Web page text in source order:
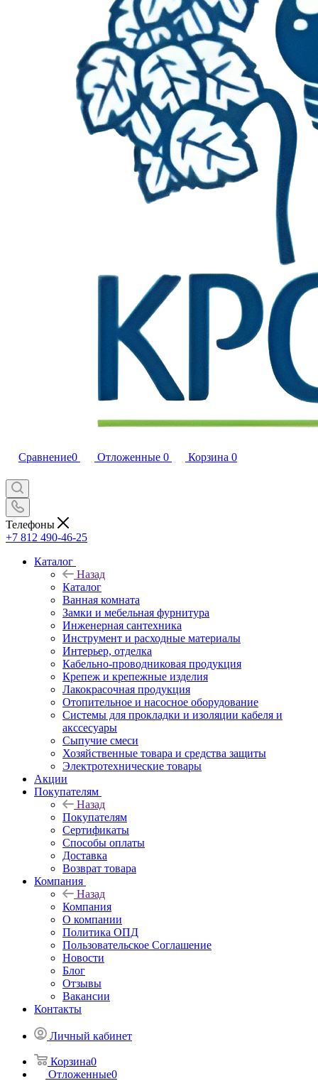
Сравнение0 Отложенные 0 Корзина 0
Телефоны
+7 812 490-46-25
Каталог
Назад
Каталог
Ванная комната
Замки и мебельная фурнитура
Инженерная сантехника
Инструмент и расходные материалы
Интерьер, отделка
Кабельно-проводниковая продукция
Крепеж и крепежные изделия
Лакокрасочная продукция
Отопительное и насосное оборудование
Системы для прокладки и изоляции кабеля и
акссесуары
Сыпучие смеси
Хозяйственные товара и средства защиты
Электротехнические товары
Акции
Покупателям
Назад
Покупателям
Сертификаты
Способы оплаты
Доставка
Возврат товара
Компания
Назад
Компания
О компании
Политика ОПД
Пользовательское Соглашение
Новости
Блог
Отзывы
Вакансии
Контакты
Личный кабинет
Корзина0
Отложенные0